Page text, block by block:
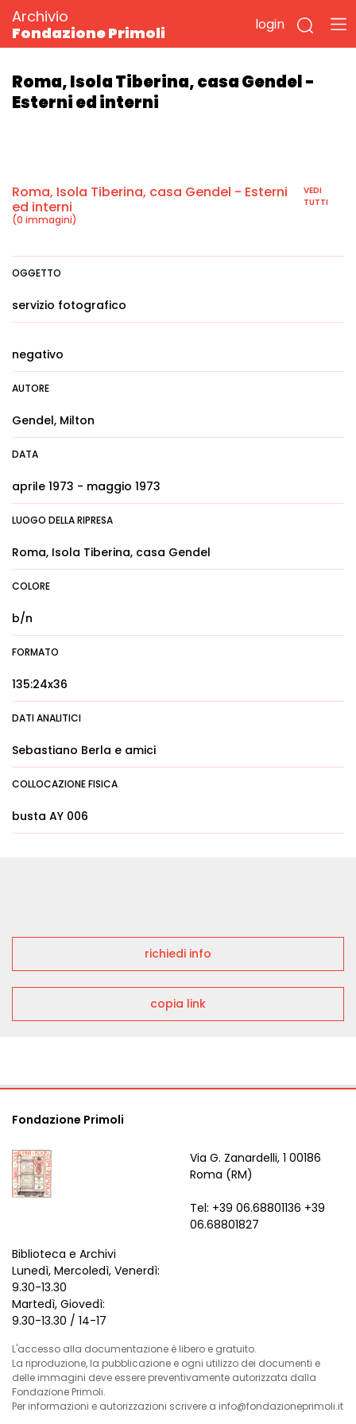
Archivio
Fondazione Primoli
login
Roma, Isola Tiberina, casa Gendel -
Esterni ed interni
Roma, Isola Tiberina, casa Gendel - Esterni
ed interni
(0 immagini)
VEDI
TUTTI
OGGETTO
servizio fotografico
negativo
AUTORE
Gendel, Milton
DATA
aprile 1973 - maggio 1973
LUOGO DELLA RIPRESA
Roma, Isola Tiberina, casa Gendel
COLORE
b/n
FORMATO
135:24x36
DATI ANALITICI
Sebastiano Berla e amici
COLLOCAZIONE FISICA
busta AY 006
richiedi info
copia link
Fondazione Primoli
Via G. Zanardelli, 1 00186
Roma (RM)
Tel: +39 06.68801136 +39
06.68801827
Biblioteca e Archivi
Lunedì, Mercoledì, Venerdì:
9.30-13.30
Martedì, Giovedì:
9.30-13.30 / 14-17
L'accesso alla documentazione è libero e gratuito.
La riproduzione, la pubblicazione e ogni utilizzo dei documenti e
delle immagini deve essere preventivamente autorizzata dalla
Fondazione Primoli.
Per informazioni e autorizzazioni scrivere a info@fondazioneprimoli.it